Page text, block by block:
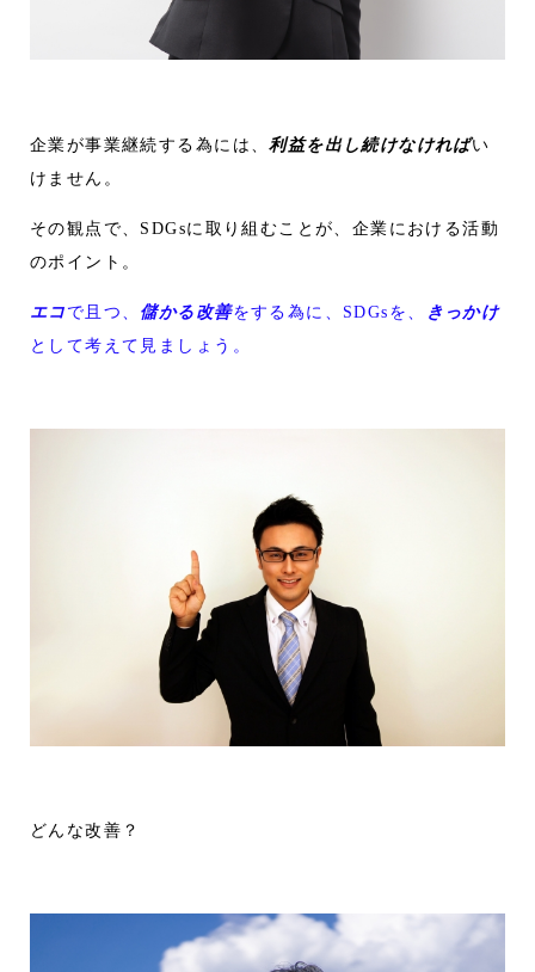
企業が事業継続する為には、利益を出し続けなければい
けません。
その観点で、SDGsに取り組むことが、企業における活動
のポイント。
エコで且つ、 儲かる改善をする為に、SDGsを、
きっかけ
として考えて見ましょう。
どんな改善？